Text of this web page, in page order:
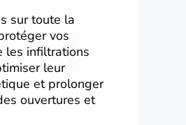
sur toute la
vos
les infiltrations
leur
et prolonger
ouvertures et